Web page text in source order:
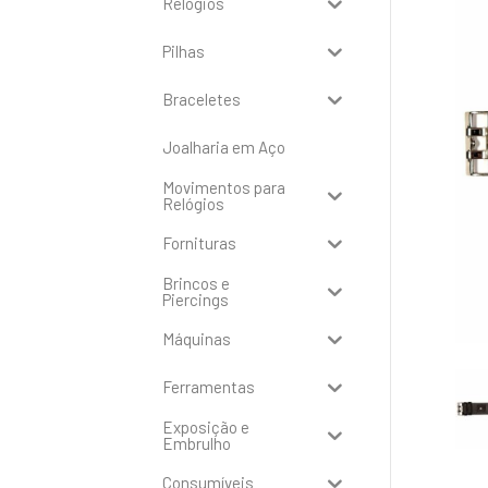
Pilhas
Braceletes
Joalharia em Aço
Movimentos para
Relógios
Fornituras
Brincos e
Piercings
Máquinas
Ferramentas
Exposição e
Embrulho
Consumíveis